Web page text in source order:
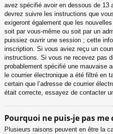
avez spécifié avoir en dessous de 13
devrez suivre les instructions que
exigeront également que les
soit par vous-même ou soit par un
puissiez ouvrir une session ; cette
inscription. Si vous aviez reçu un
instructions. Si vous ne recevez pas
probablement spécifié une mauvaise
le courrier électronique a été filtré en
certain que l’adresse de courrier
était correcte, essayez de contacter
Pourquoi ne puis-je pas me
Plusieurs raisons peuvent en être la